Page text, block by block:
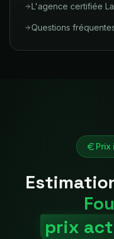
L'agence certifiée
Questions
Prix
prix